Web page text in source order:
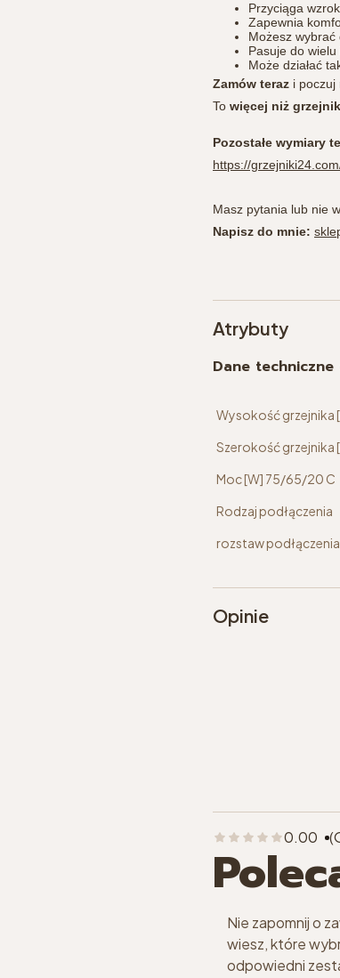
Przyciąga
Zapewnia
Możesz wybrać
Pasuje do
Może działać
Zamów teraz i poczuj
To więcej niż grzejnik
Pozostałe wymiary
https://
Masz pytania lub nie
Napisz do mnie:
Atrybuty
Dane
Wysokość grzejnika
Szerokość grzejnika
Moc [W] 75/65/20 C
Rodzaj podłączenia
rozstaw
Opinie
0.00
Nie zapomnij o
wiesz, które
odpowiedni